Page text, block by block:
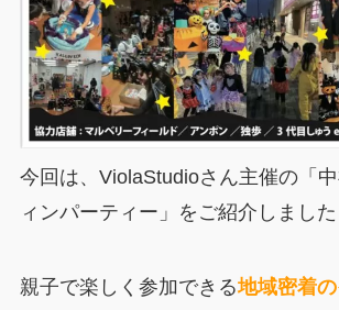
今回は、ViolaStudioさん主催の「
ィンパーティー」をご紹介しました
親子で楽しく参加できる地域密着